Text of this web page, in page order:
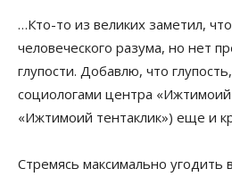
…Кто-то из великих заметил,
человеческого разума, но нет
глупости. Добавлю, что
социологами центра
«Ижтимоий тентаклик») еще и
Стремясь максимально угодить